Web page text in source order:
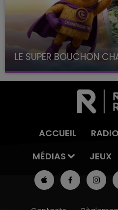
LE SUPER BOUCHON
avec La Famille
ACCUEIL RADIO
MÉDIAS
JEUX